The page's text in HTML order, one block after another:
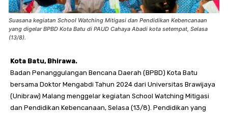
Suasana kegiatan School Watching Mitigasi dan Pendidikan Kebencanaan
yang digelar BPBD Kota Batu di PAUD Cahaya Abadi kota setempat, Selasa
(13/8).
Kota Batu, Bhirawa.
Badan Penanggulangan Bencana Daerah (BPBD) Kota Batu
bersama Doktor Mengabdi Tahun 2024 dari Universitas Brawijaya
(Unibraw) Malang menggelar kegiatan School Watching Mitigasi
dan Pendidikan Kebencanaan, Selasa (13/8). Pendidikan yang